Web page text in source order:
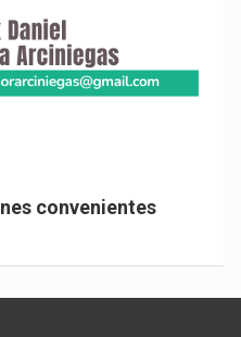
convenientes